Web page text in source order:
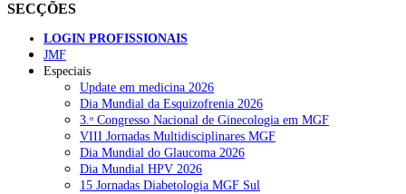
SECÇÕES
LOGIN PROFISSIONAIS
JMF
Especiais
Update em medicina 2026
Dia Mundial da Esquizofrenia 2026
3.ᵒ Congresso Nacional de Ginecologia em MGF
VIII Jornadas Multidisciplinares MGF
Dia Mundial do Glaucoma 2026
Dia Mundial HPV 2026
15 Jornadas Diabetologia MGF Sul